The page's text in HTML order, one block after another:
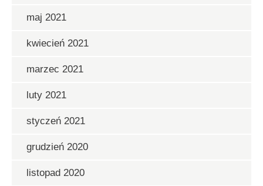
maj 2021
kwiecień 2021
marzec 2021
luty 2021
styczeń 2021
grudzień 2020
listopad 2020